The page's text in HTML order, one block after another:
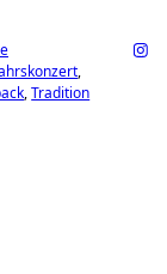
Tradition